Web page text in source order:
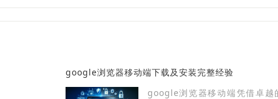
google浏览器移动端下载及安装完整经验
google浏览器移动端凭借卓越